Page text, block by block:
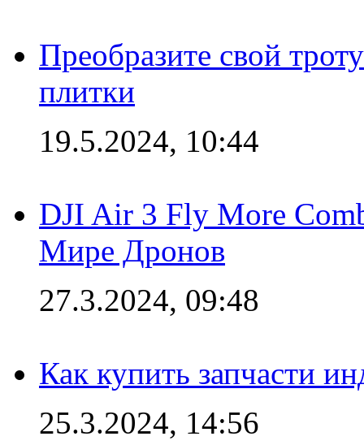
Преобразите свой
плитки
19.5.2024, 10:44
DJI Air 3 Fly More
Мире Дронов
27.3.2024, 09:48
Как купить запчасти
25.3.2024, 14:56